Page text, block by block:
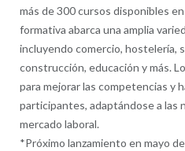
más de 300 cursos disponibles
formativa abarca una amplia
incluyendo comercio, hostelería,
construcción, educación y más.
para mejorar las competencias y
participantes, adaptándose a las
mercado laboral.
*Próximo lanzamiento en mayo